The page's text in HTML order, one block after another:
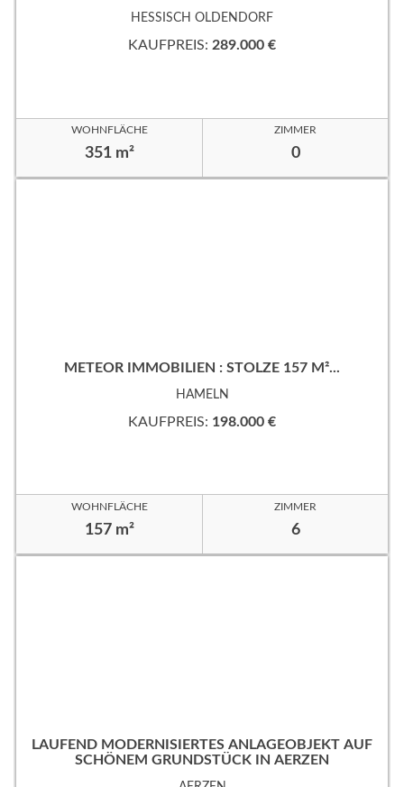
HESSISCH OLDENDORF
KAUFPREIS: 289.000 €
WOHNFLÄCHE
351 m²
ZIMMER
0
METEOR IMMOBILIEN : STOLZE 157 M²...
HAMELN
KAUFPREIS: 198.000 €
WOHNFLÄCHE
157 m²
ZIMMER
6
LAUFEND MODERNISIERTES ANLAGEOBJEKT AUF
SCHÖNEM GRUNDSTÜCK IN AERZEN